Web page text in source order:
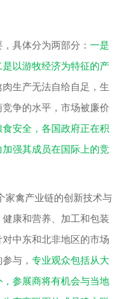
具体分为两部分： 一是
以游牧经济为特征的产
生产无法自给自足，生
争的水平，市场被廉价
安全，各国政府正在积
强其成员在国际上的竞
家禽产业链的创新技术与
康和营养、加工和包装
中东和北非地区的市场
与， 专业观众包括从大
参展商将有机会与当地